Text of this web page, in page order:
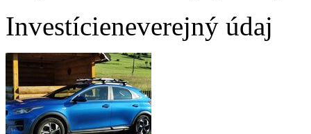
Investícieneverejný údaj